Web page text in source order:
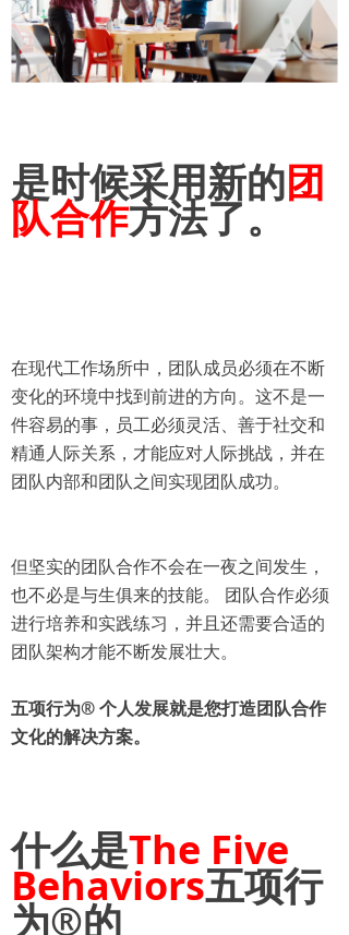
是时候采用新的团
队合作方法了。
在现代工作场所中，团队成员必须在不断
变化的环境中找到前进的方向。这不是一
件容易的事，员工必须灵活、善于社交和
精通人际关系，才能应对人际挑战，并在
团队内部和团队之间实现团队成功。
但坚实的团队合作不会在一夜之间发生，
也不必是与生俱来的技能。 团队合作必须
进行培养和实践练习，并且还需要合适的
团队架构才能不断发展壮大。
五项行为®个人发展就是您打造团队合作
文化的解决方案。
什么是The Five
Behaviors五项行
为®的